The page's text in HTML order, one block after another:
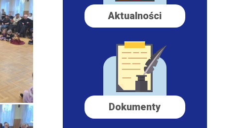
Aktualności
Dokumenty